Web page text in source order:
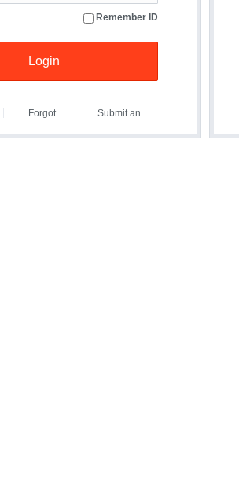
Remember ID
Login
Forgot
Submit an